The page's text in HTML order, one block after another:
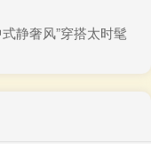
静奢风”穿搭太时髦